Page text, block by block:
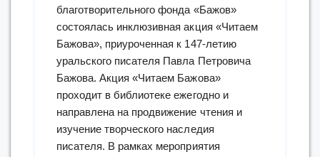
благотворительного фонда «Бажов»
состоялась инклюзивная акция «Читаем
Бажова», приуроченная к 147-летию
уральского писателя Павла Петровича
Бажова. Акция «Читаем Бажова»
проходит в библиотеке ежегодно и
направлена на продвижение чтения и
изучение творческого наследия
писателя. В рамках мероприятия